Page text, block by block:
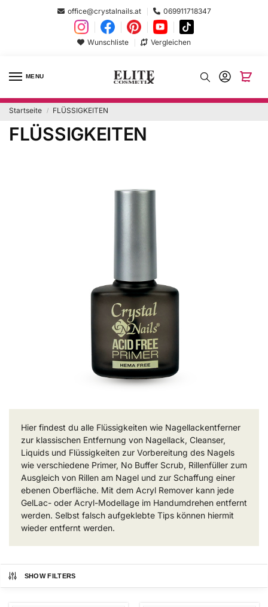
office@crystalnails.at 069911718347
Wunschliste Vergleichen
MENU
Startseite / FLÜSSIGKEITEN
FLÜSSIGKEITEN
Hier findest du alle Flüssigkeiten wie Nagellackentferner
zur klassischen Entfernung von Nagellack, Cleanser,
Liquids und Flüssigkeiten zur Vorbereitung des Nagels
wie verschiedene Primer, No Buffer Scrub, Rillenfüller zum
Ausgleich von Rillen am Nagel und zur Schaffung einer
ebenen Oberfläche. Mit dem Acryl Remover kann jede
GelLac- oder Acryl-Modellage im Handumdrehen entfernt
werden. Selbst falsch aufgeklebte Tips können hiermit
wieder entfernt werden.
SHOW FILTERS